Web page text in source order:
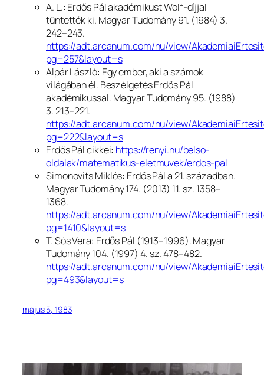
A. L.: Erdős Pál akadémikust Wolf-díjjal
tüntették ki. Magyar Tudomány91. (1984) 3.
242–243.
https://adt.arcanum.com/hu/view/
pg=257&layout=s
Alpár László: Egy ember, aki a számok
világában él. Beszélgetés Erdős Pál
akadémikussal. Magyar Tudomány95. (1988)
3. 213–221.
https://adt.arcanum.com/hu/view/
pg=222&layout=s
Erdős Pál cikkei: https://renyi.hu/belso-
oldalak/matematikus-eletmuvek/erdos-pal
Simonovits Miklós: Erdős Pál a 21. században.
Magyar Tudomány174. (2013) 11. sz. 1358–
1368.
https://adt.arcanum.com/hu/view/
pg=1410&layout=s
T. Sós Vera: Erdős Pál (1913–1996).Magyar
Tudomány104. (1997) 4. sz. 478–482.
https://adt.arcanum.com/hu/view/
pg=493&layout=s
május 5, 1983